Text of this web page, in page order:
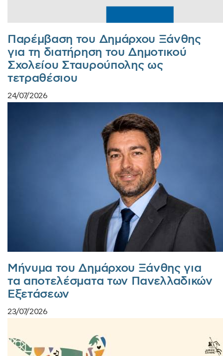
Παρέμβαση του Δημάρχου Ξάνθης
για τη διατήρηση του Δημοτικού
Σχολείου Σταυρούπολης ως
τετραθέσιου
24/07/2026
Μήνυμα του Δημάρχου Ξάνθης για
τα αποτελέσματα των Πανελλαδικών
Εξετάσεων
23/07/2026